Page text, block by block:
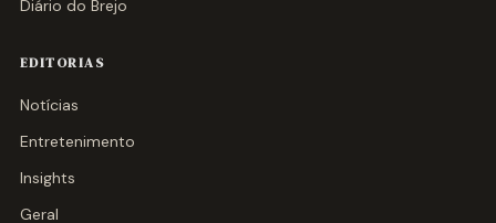
Diário do Brejo
EDITORIAS
Notícias
Entretenimento
Insights
Geral